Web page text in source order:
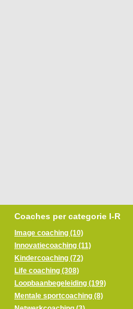
Coaches per categorie I-R
Image coaching (10)
Innovatiecoaching (11)
Kindercoaching (72)
Life coaching (308)
Loopbaanbegeleiding (199)
Mentale sportcoaching (8)